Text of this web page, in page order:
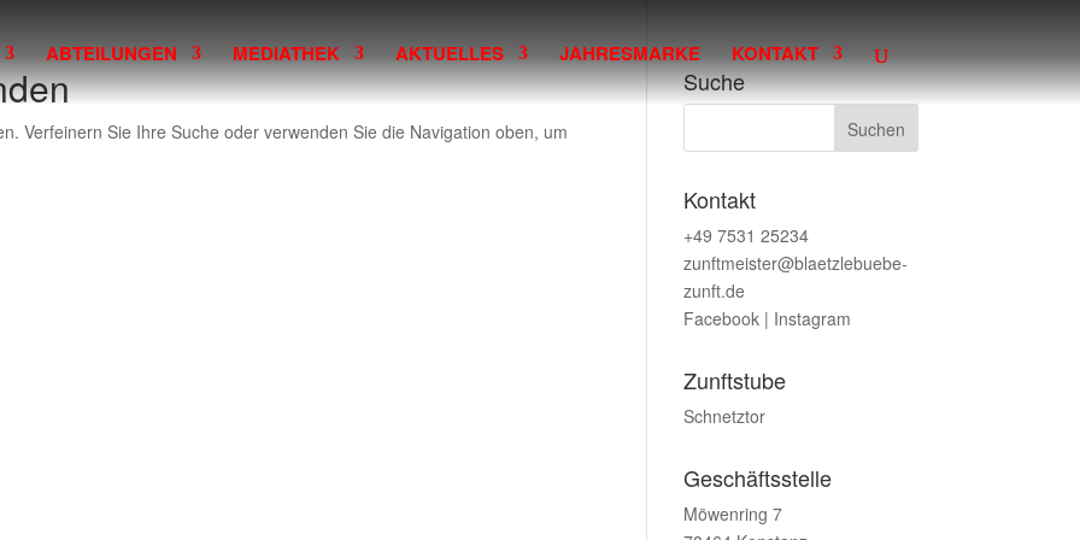
ABTEILUNGEN MEDIATHEK AKTUELLES JAHRESMARKE KONTAKT
Verfeinern Sie Ihre Suche oder verwenden Sie die Navigation oben, um
Suche
Kontakt
+49 7531 25234
zunftmeister@blaetzlebuebe-
zunft.de
Facebook | Instagram
Zunftstube
Schnetztor
Geschäftsstelle
Möwenring 7